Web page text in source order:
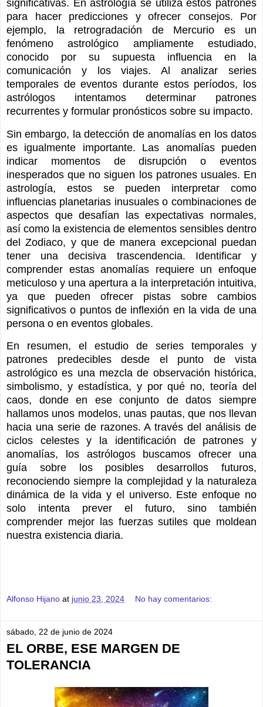
significativas. En astrología se utiliza estos patrones
para hacer predicciones y ofrecer consejos. Por
ejemplo, la retrogradación de Mercurio es un
fenómeno astrológico ampliamente estudiado,
conocido por su supuesta influencia en la
comunicación y los viajes. Al analizar series
temporales de eventos durante estos períodos, los
astrólogos intentamos determinar patrones
recurrentes y formular pronósticos sobre su impacto.
Sin embargo, la detección de anomalías en los datos
es igualmente importante. Las anomalías pueden
indicar momentos de disrupción o eventos
inesperados que no siguen los patrones usuales. En
astrología, estos se pueden interpretar como
influencias planetarias inusuales o combinaciones de
aspectos que desafían las expectativas normales,
así como la existencia de elementos sensibles dentro
del Zodiaco, y que de manera excepcional puedan
tener una decisiva trascendencia. Identificar y
comprender estas anomalías requiere un enfoque
meticuloso y una apertura a la interpretación intuitiva,
ya que pueden ofrecer pistas sobre cambios
significativos o puntos de inflexión en la vida de una
persona o en eventos globales.
En resumen, el estudio de series temporales y
patrones predecibles desde el punto de vista
astrológico es una mezcla de observación histórica,
simbolismo, y estadística, y por qué no, teoría del
caos, donde en ese conjunto de datos siempre
hallamos unos modelos, unas pautas, que nos llevan
hacia una serie de razones. A través del análisis de
ciclos celestes y la identificación de patrones y
anomalías, los astrólogos buscamos ofrecer una
guía sobre los posibles desarrollos futuros,
reconociendo siempre la complejidad y la naturaleza
dinámica de la vida y el universo. Este enfoque no
solo intenta prever el futuro, sino también
comprender mejor las fuerzas sutiles que moldean
nuestra existencia diaria.
Alfonso Hijano at junio 23, 2024 No hay comentarios:
sábado, 22 de junio de 2024
EL ORBE, ESE MARGEN DE
TOLERANCIA